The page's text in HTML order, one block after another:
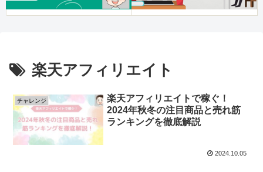
楽天アフィリエイト
チャレンジ
楽天アフィリエイトで稼ぐ！
2024年秋冬の注目商品と売れ筋
ランキングを徹底解説
2024.10.05